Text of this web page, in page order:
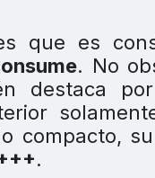
que es
. No
destaca
compacto,
.